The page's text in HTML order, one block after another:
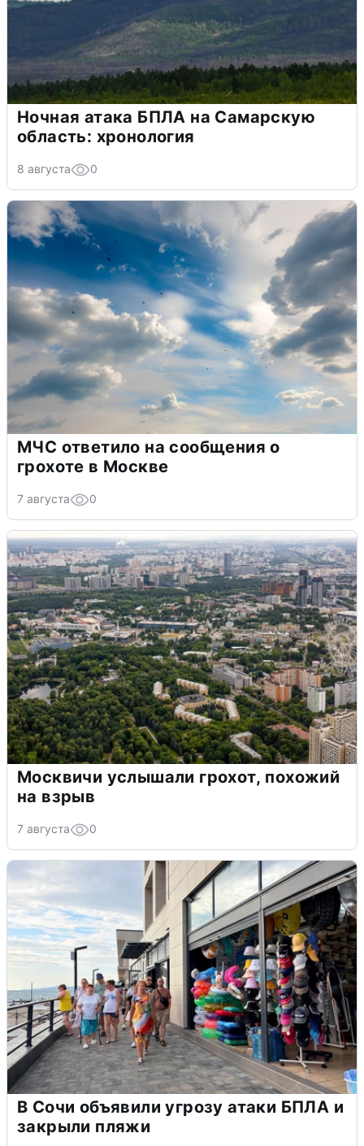
Ночная атака БПЛА на Самарскую
область: хронология
8 августа 0
МЧС ответило на сообщения о
грохоте в Москве
7 августа 0
Москвичи услышали грохот, похожий
на взрыв
7 августа 0
В Сочи объявили угрозу атаки БПЛА и
закрыли пляжи